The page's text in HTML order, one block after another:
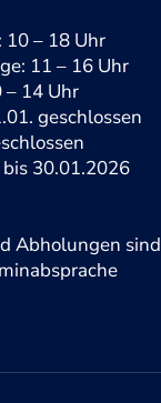
10 – 18 Uhr
11 – 16 Uhr
– 14 Uhr
geschlossen
30.01.2026
Abholungen sind